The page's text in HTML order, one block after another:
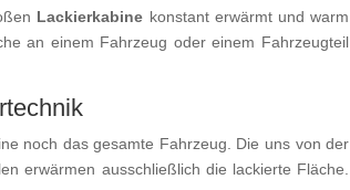
Lackierkabine konstant erwärmt und warm
an einem Fahrzeug oder einem Fahrzeugteil
noch das gesamte Fahrzeug. Die uns von der
erwärmen ausschließlich die lackierte Fläche.